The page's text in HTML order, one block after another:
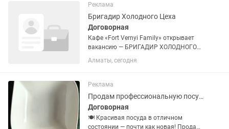
основной занятости, так и для...
Реклама
Бригадир Холодного Цеха
Договорная
Кафе «Fort Vernyi Family» открывает
вакансию — БРИГАДИР ХОЛОДНОГО
ЦЕХА! Fort Vernyi Family — легендарное
кафе с многолетней историей, где
командную работу. Если Вы...
Алматы, сегодня
Реклама
Продам профессиональную посуду для ресторана и кафе
Договорная
🍽️ Красивая посуда в отличном
состоянии — почти как новая! Продаю